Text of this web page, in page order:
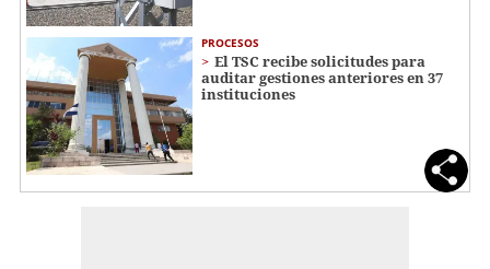
PROCESOS
El TSC recibe solicitudes para
auditar gestiones anteriores en 37
instituciones